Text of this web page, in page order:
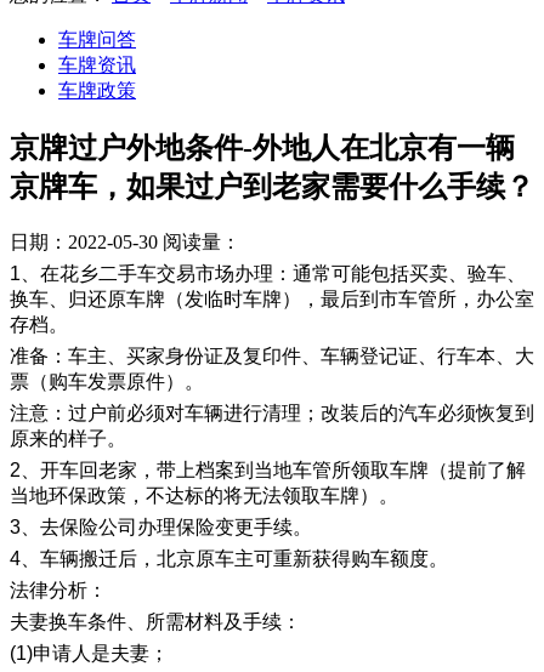
车牌问答
车牌资讯
车牌政策
京牌过户外地条件-外地人在北京有一辆
京牌车，如果过户到老家需要什么手续？
日期：2022-05-30 阅读量：
1、在花乡二手车交易市场办理：通常可能包括买卖、验车、
换车、归还原车牌（发临时车牌），最后到市车管所，办公室
存档。
准备：车主、买家身份证及复印件、车辆登记证、行车本、大
票（购车发票原件）。
注意：过户前必须对车辆进行清理；改装后的汽车必须恢复到
原来的样子。
2、开车回老家，带上档案到当地车管所领取车牌（提前了解
当地环保政策，不达标的将无法领取车牌）。
3、去保险公司办理保险变更手续。
4、车辆搬迁后，北京原车主可重新获得购车额度。
法律分析：
夫妻换车条件、所需材料及手续：
(1)申请人是夫妻；